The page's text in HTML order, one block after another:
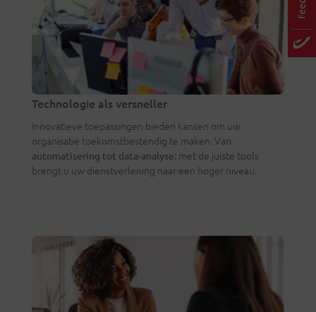
Technologie als versneller
Innovatieve toepassingen bieden kansen om uw
organisatie toekomstbestendig te maken. Van
automatisering tot data-analyse: met de juiste tools
brengt u uw dienstverlening naar een hoger niveau.